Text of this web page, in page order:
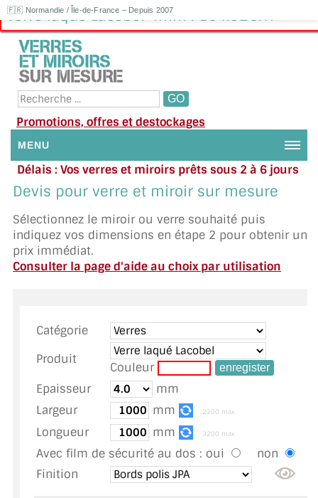
🇫🇷 Normandie / Île-de-France – Depuis 2007
Verre laqué Lacobel 4mm : 154.92€HT
Promotions, offres et destockages
MENU
NOUS CONTACTER
DEMANDE DE DEVIS
SUIVI DE DEVIS
TOUS LES TARIFS AU M2
GUIDE : CHOIX PAR UTILISATION
INSPIRATIONS ET NOUVEAUTÉS
AMBIANCE LAITON BROSSÉ
MIROIRS VIEILLIS AMBIANCE BRASSERIE
Délais : Vos verres et miroirs prêts sous 2 à 6 jours
en moyenne
Besoin d'aide ?
Appelez ou envoyez un SMS au 06 79 92 33 38
Devis pour verre et miroir sur mesure
Sélectionnez le miroir ou verre souhaité puis
indiquez vos dimensions en étape 2 pour obtenir un
prix immédiat.
Consulter la page d'aide au choix par utilisation
Catégorie
Produit
Couleur
Epaisseur
mm
Largeur
mm 2200 max
Longueur mm 3200 max
Avec film de sécurité au dos : oui
non
Finition